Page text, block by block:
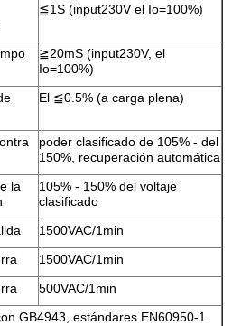
≦1S (input230V el Io=100%)
≧20mS (input230V, el
Io=100%)
El ≦0.5% (a carga plena)
poder clasificado de 105% - del
150%, recuperación automática
la
105% - 150% del voltaje
clasificado
1500VAC/1min
1500VAC/1min
500VAC/1min
GB4943, estándares EN60950-1.